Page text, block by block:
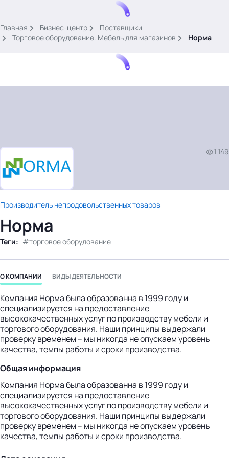
картина дня
темы
новости
материалы
события
бизнес-центр
Главная Бизнес-центр
Поставщики
Торговое оборудование. Мебель для магазинов
Норма
1 149
Производитель непродовольственных товаров
Норма
Теги: торговое оборудование
О КОМПАНИИ ВИДЫ ДЕЯТЕЛЬНОСТИ
Компания Норма была образованна в 1999 году и
специализируется на предоставление
высококачественных услуг по производству мебели и
торгового оборудования. Наши принципы выдержали
проверку временем – мы никогда не опускаем уровень
качества, темпы работы и сроки производства.
Общая информация
Компания Норма была образованна в 1999 году и
специализируется на предоставление
высококачественных услуг по производству мебели и
торгового оборудования. Наши принципы выдержали
проверку временем – мы никогда не опускаем уровень
качества, темпы работы и сроки производства.